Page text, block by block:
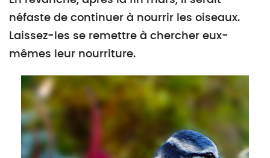
néfaste de continuer à nourrir les oiseaux.
Laissez-les se remettre à chercher eux-
mêmes leur nourriture.